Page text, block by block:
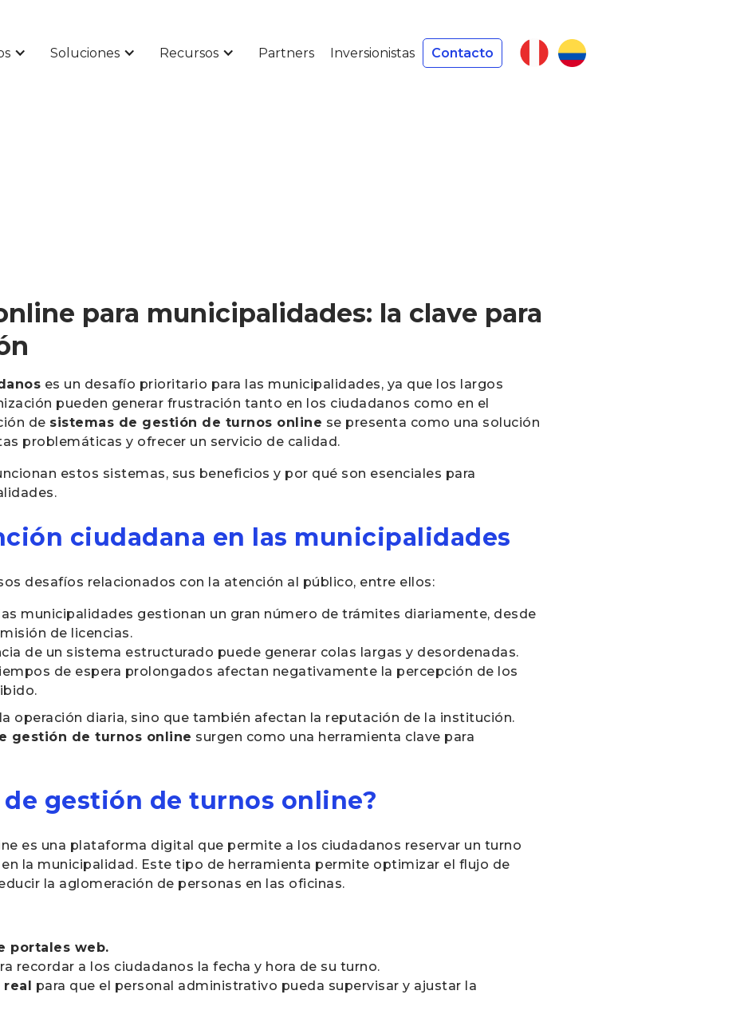
Soluciones Recursos Partners Inversionistas Contacto
para municipalidades: la clave para
es un desafío prioritario para las municipalidades, ya que los largos
pueden generar frustración tanto en los ciudadanos como en el
de sistemas de gestión de turnos online se presenta como una solución
problemáticas y ofrecer un servicio de calidad.
estos sistemas, sus beneficios y por qué son esenciales para
ciudadana en las municipalidades
desafíos relacionados con la atención al público, entre ellos:
municipalidades gestionan un gran número de trámites diariamente, desde
de licencias.
de un sistema estructurado puede generar colas largas y desordenadas.
de espera prolongados afectan negativamente la percepción de los
operación diaria, sino que también afectan la reputación de la institución.
gestión de turnos online surgen como una herramienta clave para
de gestión de turnos online?
es una plataforma digital que permite a los ciudadanos reservar un turno
la municipalidad. Este tipo de herramienta permite optimizar el flujo de
la aglomeración de personas en las oficinas.
portales web.
recordar a los ciudadanos la fecha y hora de su turno.
real para que el personal administrativo pueda supervisar y ajustar la